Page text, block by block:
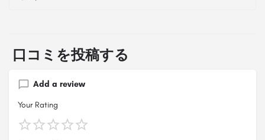
口コミを投稿する
Add a review
Your Rating